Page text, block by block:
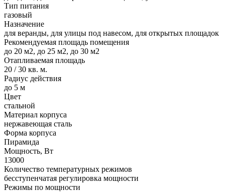
Тип питания
газовый
Назначение
для веранды, для улицы под навесом, для открытых площадок
Рекомендуемая площадь помещения
до 20 м2, до 25 м2, до 30 м2
Отапливаемая площадь
20 / 30 кв. м.
Радиус действия
до 5 м
Цвет
стальной
Материал корпуса
нержавеющая сталь
Форма корпуса
Пирамида
Мощность, Вт
13000
Количество температурных режимов
бесступенчатая регулировка мощности
Режимы по мощности